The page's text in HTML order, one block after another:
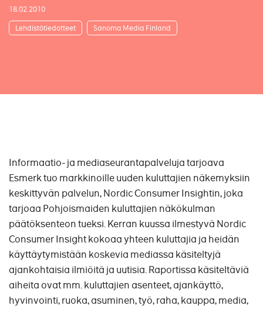
18.02.2010
Lehdistötiedotteet Sanoma Media Finland
Informaatio- ja mediaseurantapalveluja tarjoava
Esmerk tuo markkinoille uuden kuluttajien näkemyksiin
keskittyvän palvelun, Nordic Consumer Insightin, joka
tarjoaa Pohjoismaiden kuluttajien näkökulman
päätöksenteon tueksi. Kerran kuussa ilmestyvä Nordic
Consumer Insight kokoaa yhteen kuluttajia ja heidän
käyttäytymistään koskevia mediassa käsiteltyjä
ajankohtaisia ilmiöitä ja uutisia. Raportissa käsiteltäviä
aiheita ovat mm. kuluttajien asenteet, ajankäyttö,
hyvinvointi, ruoka, asuminen, työ, raha, kauppa, media,